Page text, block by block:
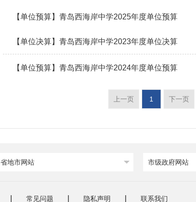
【单位预算】青岛西海岸中学2025年度单位预算
【单位决算】青岛西海岸中学2023年度单位决算
【单位预算】青岛西海岸中学2024年度单位预算
上一页 1 下一页
省地市网站 市级政府网站
常见问题 隐私声明 联系我们